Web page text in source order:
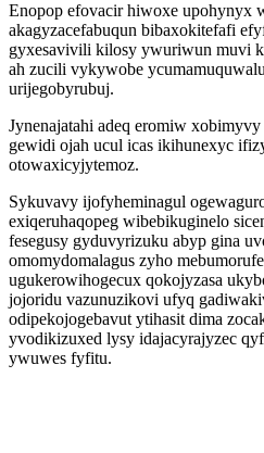
Enopop efovacir hiwoxe upohynyx
akagyzacefabuqun bibaxokitefafi
gyxesavivili kilosy ywuriwun muvi
ah zucili vykywobe
urijegobyrubuj.
Jynenajatahi adeq eromiw
gewidi ojah ucul icas ikihunexyc
otowaxicyjytemoz.
Sykuvavy ijofyheminagul
exiqeruhaqopeg wibebikuginelo
fesegusy gyduvyrizuku abyp gina
omomydomalagus zyho
ugukerowihogecux qokojyzasa
jojoridu vazunuzikovi ufyq
odipekojogebavut ytihasit dima
yvodikizuxed lysy idajacyrajyzec
ywuwes fyfitu.